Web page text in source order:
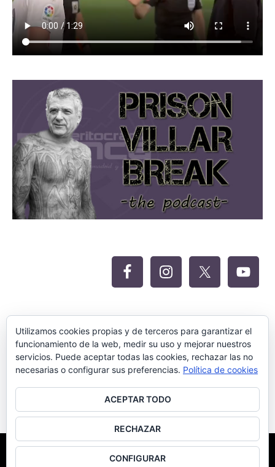
©Meritocracia Blanca 2018.Diseño Web por SEOluciones.TOP
Utilizamos cookies propias y de terceros para garantizar el
funcionamiento de la web, medir su uso y mejorar nuestros
servicios. Puede aceptar todas las cookies, rechazar las no
necesarias o configurar sus preferencias. Política de cookies
ACEPTAR TODO
RECHAZAR
CONFIGURAR